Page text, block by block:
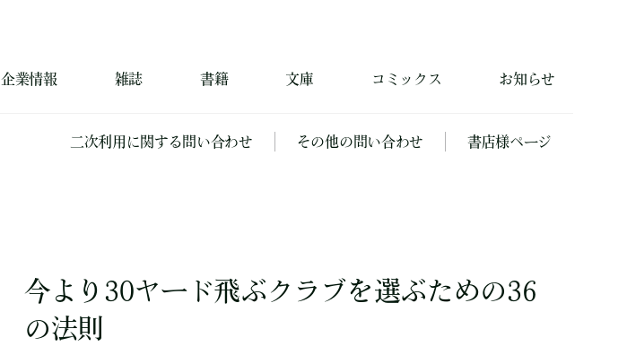
企業情報 雑誌 書籍 文庫 コミックス お知らせ
二次利用に関する問い合わせ その他の問い合わせ 書店様ページ
今より30ヤード飛ぶクラブを選ぶための36
の法則